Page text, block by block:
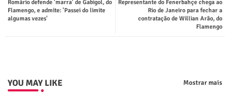
ter tsap
Representante do Fenerbahçe chega ao
Rio de Janeiro para fechar a
contratação de Willian Arão, do
Flamengo
Romário defende 'marra' de Gabigol, do
Flamengo, e admite: 'Passei do limite
algumas vezes'
YOU MAY LIKE Mostrar mais